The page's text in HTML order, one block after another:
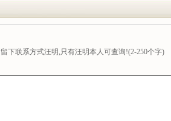
下联系方式汪明,只有汪明本人可查询!(2-250个字)